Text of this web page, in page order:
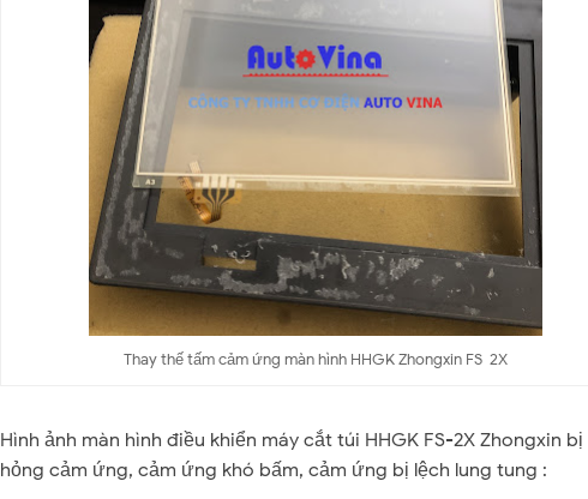
Thay thế tấm cảm ứng màn hình HHGK Zhongxin FS-2X
Hình ảnh màn hình điều khiển máy cắt túi HHGK FS-2X Zhongxin bị
hỏng cảm ứng, cảm ứng khó bấm, cảm ứng bị lệch lung tung :